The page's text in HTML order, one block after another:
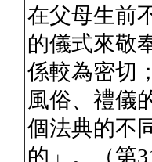
在父母生前
的儀式來敬
係較為密切
風俗、禮儀
個法典的不
的」。（第